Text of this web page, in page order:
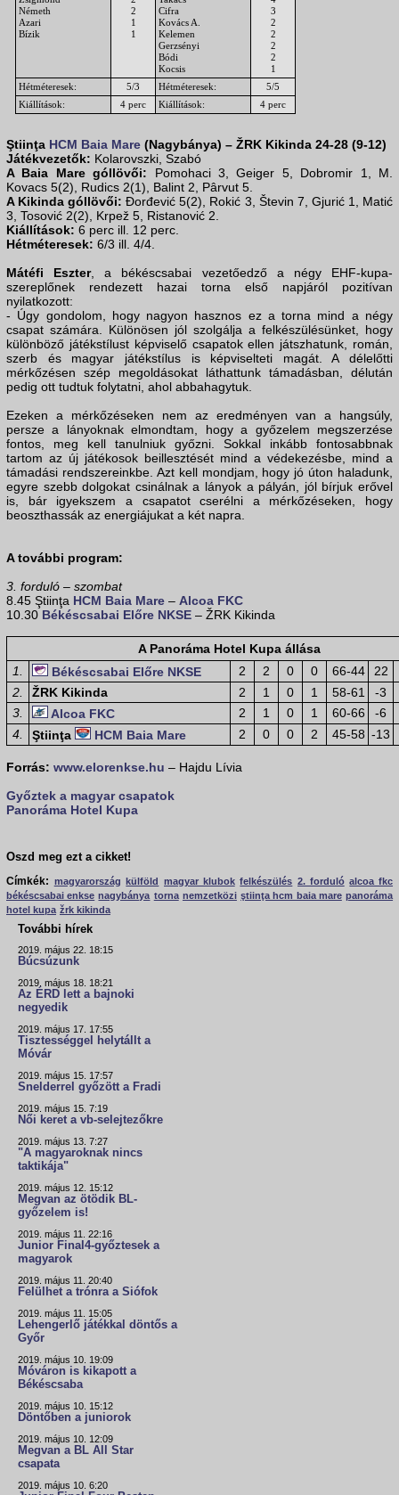
Németh
Azari
Bízik
2
1
1
Cifra
Kovács A.
Kelemen
Gerzsényi
Bódi
Kocsis
3
2
2
2
2
1
Hétméteresek:
5/3 Hétméteresek:
5/5
Kiállítások:
4 perc Kiállítások: 4 perc
Ştiinţa HCM Baia Mare (Nagybánya) – ŽRK Kikinda 24-28 (9-12)
Játékvezetők: Kolarovszki, Szabó
A Baia Mare góllövői: Pomohaci 3, Geiger 5, Dobromir 1, M.
Kovacs 5(2), Rudics 2(1), Balint 2, Pârvut 5.
A Kikinda góllövői: Đorđević 5(2), Rokić 3, Števin 7, Gjurić 1, Matić
3, Tosović 2(2), Krpež 5, Ristanović 2.
Kiállítások: 6 perc ill. 12 perc.
Hétméteresek: 6/3 ill. 4/4.
Mátéfi Eszter, a békéscsabai vezetőedző a négy EHF-kupa-
szereplőnek rendezett hazai torna első napjáról pozitívan
nyilatkozott:
- Úgy gondolom, hogy nagyon hasznos ez a torna mind a négy
csapat számára. Különösen jól szolgálja a felkészülésünket, hogy
különböző játékstílust képviselő csapatok ellen játszhatunk, román,
szerb és magyar játékstílus is képviselteti magát. A délelőtti
mérkőzésen szép megoldásokat láthattunk támadásban, délután
pedig ott tudtuk folytatni, ahol abbahagytuk.
Ezeken a mérkőzéseken nem az eredményen van a hangsúly,
persze a lányoknak elmondtam, hogy a győzelem megszerzése
fontos, meg kell tanulniuk győzni. Sokkal inkább fontosabbnak
tartom az új játékosok beillesztését mind a védekezésbe, mind a
támadási rendszereinkbe. Azt kell mondjam, hogy jó úton haladunk,
egyre szebb dolgokat csinálnak a lányok a pályán, jól bírjuk erővel
is, bár igyekszem a csapatot cserélni a mérkőzéseken, hogy
beoszthassák az energiájukat a két napra.
A további program:
3. forduló – szombat
8.45 Ştiinţa HCM Baia Mare – Alcoa FKC
10.30 Békéscsabai Előre NKSE – ŽRK Kikinda
A Panoráma Hotel Kupa állása
1.
Békéscsabai Előre NKSE 2 2 0 0 66-44
22
2.
ŽRK Kikinda 2 1 0 1 58-61
-3
3.
Alcoa FKC 2 1 0 1 60-66
-6
4.
Ştiinţa HCM Baia Mare 2 0 0 2 45-58 -13
Forrás: www.elorenkse.hu – Hajdu Lívia
Győztek a magyar csapatok
Panoráma Hotel Kupa
Oszd meg ezt a cikket!
Címkék: magyarország külföld magyar klubok felkészülés 2. forduló alcoa fkc
békéscsabai enkse nagybánya torna nemzetközi ştiinţa hcm baia mare panoráma
hotel kupa žrk kikinda
További hírek
2019. május 22. 18:15
Búcsúzunk
2019. május 18. 18:21
Az ÉRD lett a bajnoki
negyedik
2019. május 17. 17:55
Tisztességgel helytállt a
Móvár
2019. május 15. 17:57
Snelderrel győzött a Fradi
2019. május 15. 7:19
Női keret a vb-selejtezőkre
2019. május 13. 7:27
"A magyaroknak nincs
taktikája"
2019. május 12. 15:12
Megvan az ötödik BL-
győzelem is!
2019. május 11. 22:16
Junior Final4-győztesek a
magyarok
2019. május 11. 20:40
Felülhet a trónra a Siófok
2019. május 11. 15:05
Lehengerlő játékkal döntős a
Győr
2019. május 10. 19:09
Móváron is kikapott a
Békéscsaba
2019. május 10. 15:12
Döntőben a juniorok
2019. május 10. 12:09
Megvan a BL All Star
csapata
2019. május 10. 6:20